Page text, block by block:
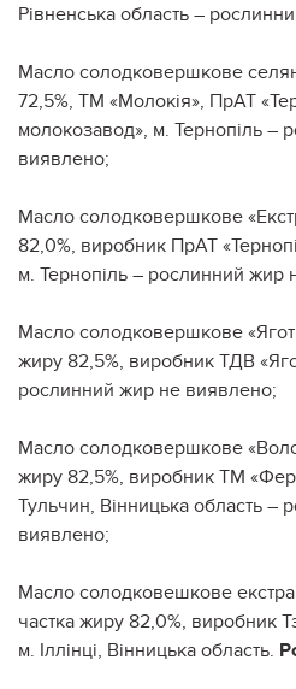
Рівненська область –
Масло солодковершкове
72,5%, ТМ «Молокія», ПрАТ
молокозавод», м. Тернопіль –
виявлено;
Масло солодковершкове
82,0%, виробник ПрАТ
м. Тернопіль – рослинний жир
Масло солодковершкове
жиру 82,5%, виробник ТДВ
рослинний жир не виявлено;
Масло солодковершкове
жиру 82,5%, виробник ТМ
Тульчин, Вінницька область –
виявлено;
Масло солодковешкове
частка жиру 82,0%, виробник
м. Іллінці, Вінницька область.